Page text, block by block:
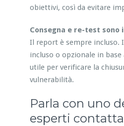
obiettivi, così da evitare
Consegna e re-test sono
Il report è sempre incluso.
incluso o opzionale in
utile per verificare la
vulnerabilità.
Parla con uno
esperti